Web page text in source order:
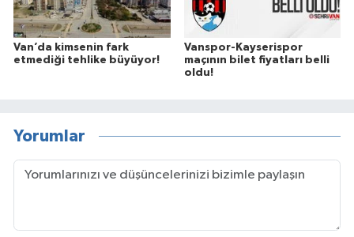
Van’da kimsenin fark
etmediği tehlike büyüyor!
Vanspor-Kayserispor
maçının bilet fiyatları belli
oldu!
Yorumlar